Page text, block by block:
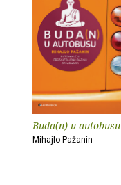
Buda(n) u autobusu
Mihajlo Pažanin